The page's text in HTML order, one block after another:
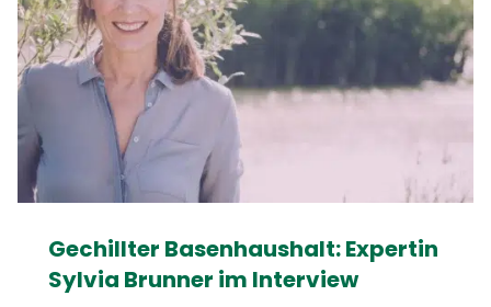
Gechillter Basenhaushalt: Expertin
Sylvia Brunner im Interview